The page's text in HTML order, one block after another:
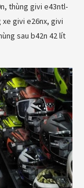
thùng givi e43ntl-
givi e26nx, givi
sau b42n 42 lít